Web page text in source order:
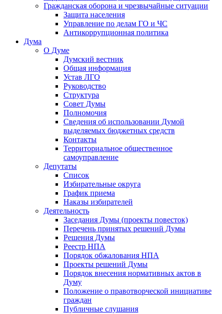
Гражданская оборона и чрезвычайные ситуации
Защита населения
Управление по делам ГО и ЧС
Антикоррупционная политика
Дума
О Думе
Думский вестник
Общая информация
Устав ЛГО
Руководство
Структура
Совет Думы
Полномочия
Сведения об использовании Думой
выделяемых бюджетных средств
Контакты
Территориальное общественное
самоуправление
Депутаты
Список
Избирательные округа
График приема
Наказы избирателей
Деятельность
Заседания Думы (проекты повесток)
Перечень принятых решений Думы
Решения Думы
Реестр НПА
Порядок обжалования НПА
Проекты решений Думы
Порядок внесения нормативных актов в
Думу
Положение о правотворческой инициативе
граждан
Публичные слушания